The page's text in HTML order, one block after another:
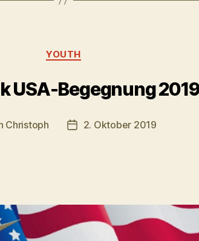
Kategorien
YOUTH
USA-Begegnung
Christoph Veröffentlichungsdatum
2. Oktober 2019